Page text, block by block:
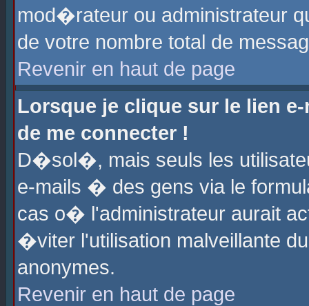
mod�rateur ou administrateur
de votre nombre total de
Revenir en haut de page
Lorsque je clique sur le lien
de me connecter !
D�sol�, mais seuls les
e-mails � des gens via le
cas o� l'administrateur aurait
�viter l'utilisation malveillante
anonymes.
Revenir en haut de page